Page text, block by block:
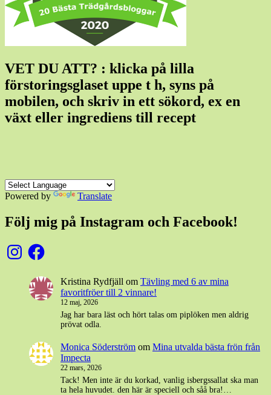
VET DU ATT? : klicka på lilla
förstoringsglaset uppe t h, syns på
mobilen, och skriv in ett sökord, ex en
växt eller ingrediens till recept
Powered by Translate
Följ mig på Instagram och Facebook!
InstagramFacebook
Kristina Rydfjäll om Tävling med 6 av mina
favoritfröer till 2 vinnare!
12 maj, 2026
Jag har bara läst och hört talas om piplöken men aldrig
prövat odla.
Monica Söderström om Mina utvalda bästa frön från
Impecta
22 mars, 2026
Tack! Men inte är du korkad, vanlig isbergssallat ska man
ta hela huvudet. den här är speciell och såå bra!…